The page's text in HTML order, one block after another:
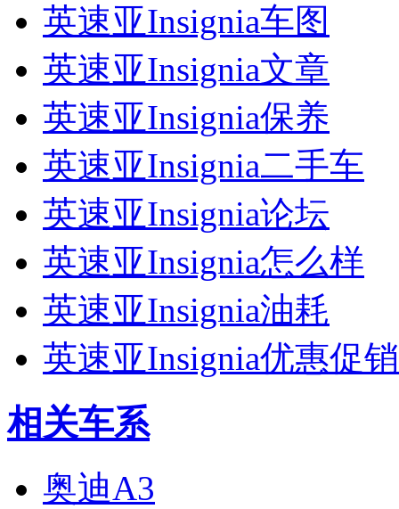
英速亚Insignia车图
英速亚Insignia文章
英速亚Insignia保养
英速亚Insignia二手车
英速亚Insignia论坛
英速亚Insignia怎么样
英速亚Insignia油耗
英速亚Insignia优惠促销
相关车系
奥迪A3